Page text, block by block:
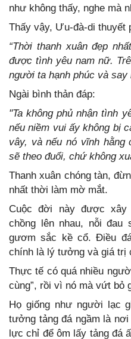
như không thấy, nghe mà
Thấy vậy, Ưu-đà-di thuyết
“Thời thanh xuân đẹp
được tình yêu nam nữ.
người ta hạnh phúc và say
Ngài bình thản đáp:
"Ta không phủ nhận tình
nếu niềm vui ấy không bị
vây, và nếu nó vĩnh
sẽ theo đuổi, chứ không
Thanh xuân chóng tàn,
nhất thời làm mờ mắt.
Cuộc đời này được xây
chồng lên nhau, nỗi đau
gươm sắc kề cổ. Điều
chính là lý tưởng và giá trị
Thực tế có quá nhiều
cùng”, rồi vì nó mà vứt bỏ
Họ giống như người lạc
tưởng tảng đá ngầm là
lực chỉ để ôm lấy tảng đá